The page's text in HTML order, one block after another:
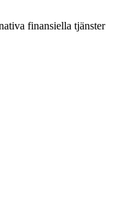
finansiella tjänster